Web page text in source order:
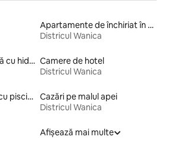
Apartamente de închiriat în complex rezidențial
Districul Wanica
Cazări dotate cu cadă cu hidromasaj Camere de hotel
Districul Wanica
Locuințe de închiriat cu piscină
Cazări pe malul apei
Districul Wanica
Afișează mai multe